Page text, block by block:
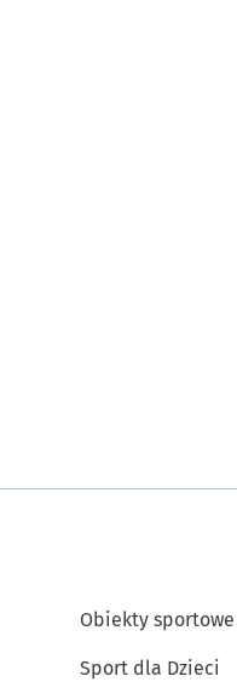
Obiekty sportowe
Sport dla Dzieci